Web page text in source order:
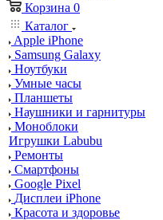
Корзина 0
Каталог
Apple iPhone
Samsung Galaxy
Ноутбуки
Умные часы
Планшеты
Наушники и гарнитуры
Моноблоки
Игрушки Labubu
Ремонты
Смартфоны
Google Pixel
Дисплеи iPhone
Красота и здоровье